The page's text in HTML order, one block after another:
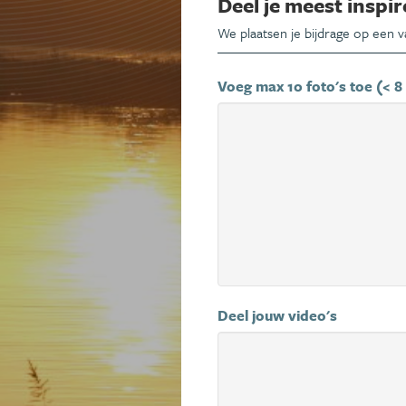
We plaatsen je bijdrage op een
Voeg max 10 foto's toe (<
Deel jouw video's